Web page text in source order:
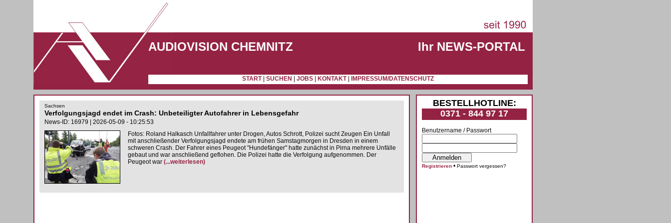
AUDIOVISION CHEMNITZ Ihr NEWS-PORTAL
START|SUCHEN |JOBS KONTAKT| IMPRESSUM/DATENSCHUTZ
BESTELLHOTLINE:
0371 - 844 97 17
Benutzername / Passwort
Registrieren •Passwort vergessen?
Sachsen
Verfolgungsjagd endet im Crash: Unbeteiligter Autofahrer in Lebensgefahr
News-ID: 16979 | 2026-05-09 - 10:25:53
Fotos: Roland Halkasch Unfallfahrer unter Drogen, Autos Schrott, Polizei sucht Zeugen Ein Unfall
mit anschließender Verfolgungsjagd endete am frühen Samstagmorgen in Dresden in einem
schweren Crash. Der Fahrer eines Peugeot "Hundefänger" hatte zunächst in Pirna mehrere Unfälle
gebaut und war anschließend geflohen. Die Polizei hatte die Verfolgung aufgenommen. Der
Peugeot war(...weiterlesen)